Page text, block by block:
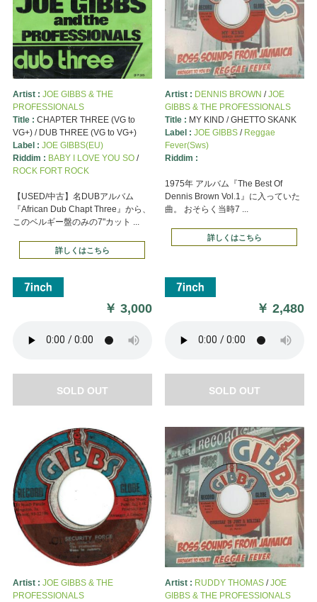
Artist : JOE GIBBS & THE
PROFESSIONALS
Title : CHAPTER THREE (VG to
VG+) / DUB THREE (VG to VG+)
Label : JOE GIBBS(EU)
Riddim : BABY I LOVE YOU SO/
ROCK FORT ROCK
【USED/中古】名DUBアルバム
『African Dub Chapt Three』から、
このベルギー盤のみの7"カット ...
詳しくはこちら
￥3,000
SOLD OUT
Artist : DENNIS BROWN /JOE
GIBBS & THE PROFESSIONALS
Title : MY KIND / GHETTO SKANK
Label : JOE GIBBS/ Reggae
Fever(Sws)
Riddim :
1975年 アルバム『The Best Of
Dennis Brown Vol.1』に入っていた
曲。 おそらく当時7 ...
詳しくはこちら
￥2,480
SOLD OUT
Artist : JOE GIBBS & THE
PROFESSIONALS
Artist : RUDDY THOMAS/JOE
GIBBS & THE PROFESSIONALS